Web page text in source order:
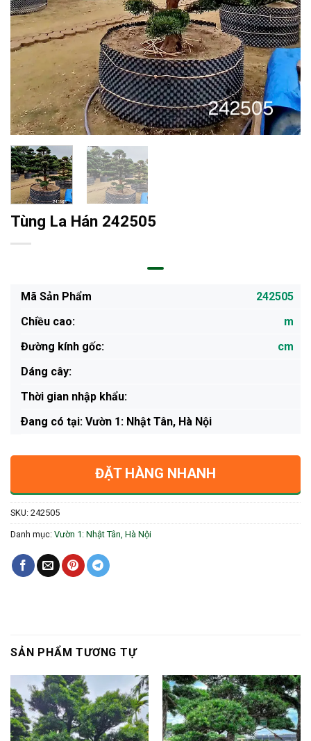
Tùng La Hán 242505
Mã Sản Phẩm
242505
Chiều cao:
m
Đường kính gốc:
cm
Dáng cây:
Thời gian nhập khẩu:
Ðang có tại: Vườn 1: Nhật Tân, Hà Nội
ĐẶT HÀNG NHANH
SKU: 242505
Danh mục: Vườn 1: Nhật Tân, Hà Nội
SẢN PHẨM TƯƠNG TỰ